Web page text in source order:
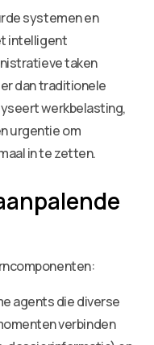
systemen en
intelligent
taken
dan traditionele
werkbelasting,
urgentie om
in te zetten.
agents die diverse
verbinden